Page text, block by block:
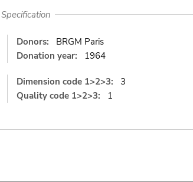
Specification
Donors:
BRGM Paris
Donation year:
1964
Dimension code 1>2>3:
3
Quality code 1>2>3:
1